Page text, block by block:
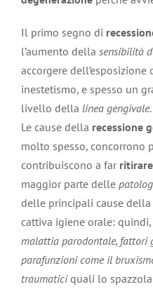
Il primo segno di
l’aumento della sensibilità
accorgere dell’esposizione
inestetismo, e spesso un
livello della linea gengivale.
Le cause della recessione
molto spesso, concorrono
contribuiscono a far
maggior parte delle
delle principali cause della
cattiva igiene orale:
malattia parodontale, fattori
parafunzioni come il
traumaticiquali lo